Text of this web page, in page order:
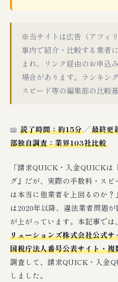
※当サイトは広告（アフィ
事内で紹介・比較する業者
まれ、リンク経由のお申込
場合があります。ランキン
スピード等の編集部の比較
📖 読了時間：約15分／最終更
部独自調査：業界103社比較
「請求QUICK・入金QUICK
グ』だが、実際の手数料・ス
は本当に他業者を上回るのか
は2020年以降、違法業者問題
が上がっています。本記事では
リューションズ株式会社公式
国税庁法人番号公表サイト・
調査して、請求QUICK・入金
しました。